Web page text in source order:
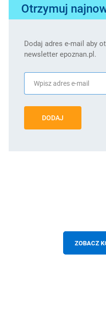
Otrzymuj
Dodaj adres e-mail aby
newsletter epoznan.pl.
DODAJ
ZOBACZ